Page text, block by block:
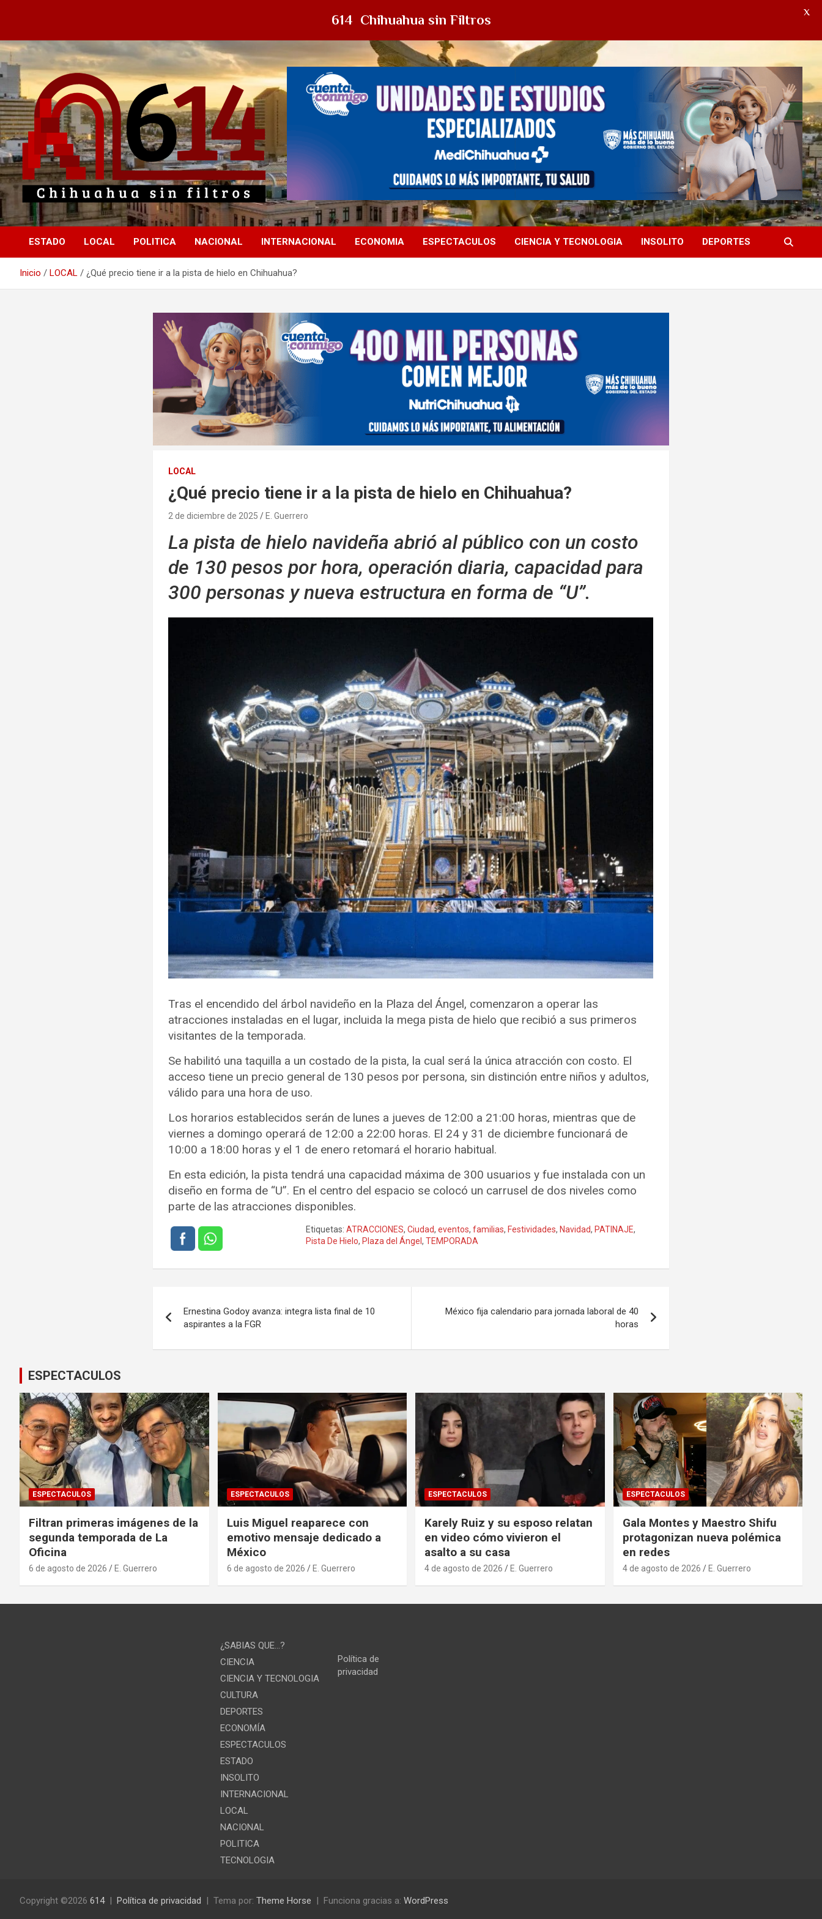
Saltar
contenido
614
Chihuahua sin filtros
ESTADO LOCAL POLITICA NACIONAL INTERNACIONAL ECONOMIA ESPECTACULOS CIENCIA Y TECNOLOGIA INSOLITO DEPORTES
Inicio LOCAL ¿Qué precio tiene ir a la pista de hielo en Chihuahua?
LOCAL
¿Qué precio tiene ir a la pista de hielo en Chihuahua?
2 de diciembre de 2025 E. Guerrero
La pista de hielo navideña abrió al público con un costo
de 130 pesos por hora, operación diaria, capacidad para
300 personas y nueva estructura en forma de “U”.
Tras el encendido del árbol navideño en la Plaza del Ángel, comenzaron a operar las
atracciones instaladas en el lugar, incluida la mega pista de hielo que recibió a sus primeros
visitantes de la temporada.
Se habilitó una taquilla a un costado de la pista, la cual será la única atracción con costo. El
acceso tiene un precio general de 130 pesos por persona, sin distinción entre niños y adultos,
válido para una hora de uso.
Los horarios establecidos serán de lunes a jueves de 12:00 a 21:00 horas, mientras que de
viernes a domingo operará de 12:00 a 22:00 horas. El 24 y 31 de diciembre funcionará de
10:00 a 18:00 horas y el 1 de enero retomará el horario habitual.
En esta edición, la pista tendrá una capacidad máxima de 300 usuarios y fue instalada con un
diseño en forma de “U”. En el centro del espacio se colocó un carrusel de dos niveles como
parte de las atracciones disponibles.
Etiquetas: ATRACCIONES,Ciudad,eventos,familias, Festividades, Navidad, PATINAJE,
Pista De Hielo, Plaza del Ángel,TEMPORADA
de
entradas
Ernestina Godoy avanza: integra lista final de 10
aspirantes a la FGR
México fija calendario para jornada laboral de 40
horas
ESPECTACULOS
ESPECTACULOS
Filtran primeras imágenes de la
segunda temporada de La
Oficina
6 de agosto de 2026 E. Guerrero
ESPECTACULOS
Luis Miguel reaparece con
emotivo mensaje dedicado a
México
6 de agosto de 2026 E. Guerrero
ESPECTACULOS
Karely Ruiz y su esposo relatan
en video cómo vivieron el
asalto a su casa
4 de agosto de 2026 E. Guerrero
ESPECTACULOS
Gala Montes y Maestro Shifu
protagonizan nueva polémica
en redes
4 de agosto de 2026 E. Guerrero
¿SABIAS QUE…?
CIENCIA
CIENCIA Y TECNOLOGIA
CULTURA
DEPORTES
ECONOMÍA
ESPECTACULOS
ESTADO
INSOLITO
INTERNACIONAL
LOCAL
NACIONAL
POLITICA
TECNOLOGIA
Política de
privacidad
Copyright ©2026 614 Política de privacidad Tema por: Theme Horse Funciona gracias a: WordPress
614 Chihuahua sin Filtros
X